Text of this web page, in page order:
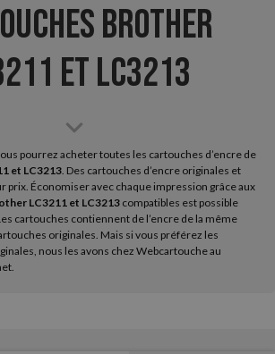
Brother
et LC3213
pourrez acheter toutes les cartouches d’encre de
et LC3213. Des cartouches d’encre originales et
prix. Économiser avec chaque impression grâce aux
LC3211 et LC3213compatibles est possible
cartouches contiennent de l’encre de la même
originales. Mais si vous préférez les
nous les avons chez Webcartouche au